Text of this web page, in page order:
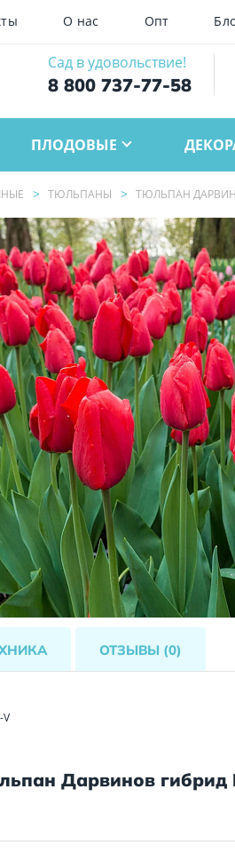
О нас Опт
Сад в удовольствие!
8 800 737-77-58
ПЛОДОВЫЕ
ТЮЛЬПАНЫ ТЮЛЬПАН
ОТЗЫВЫ (0)
V
Дарвинов